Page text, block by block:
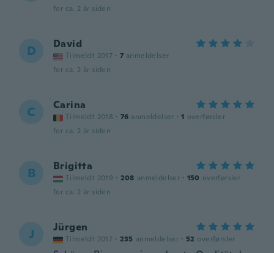
for ca. 2 år siden
D David
Tilmeldt 2017 · 7 anmeldelser
for ca. 2 år siden
C Carina
Tilmeldt 2018 · 76 anmeldelser · 1 overførsler
for ca. 2 år siden
B Brigitta
Tilmeldt 2019 · 208 anmeldelser · 150 overførsler
for ca. 2 år siden
J Jürgen
Tilmeldt 2017 · 235 anmeldelser · 52 overførsler